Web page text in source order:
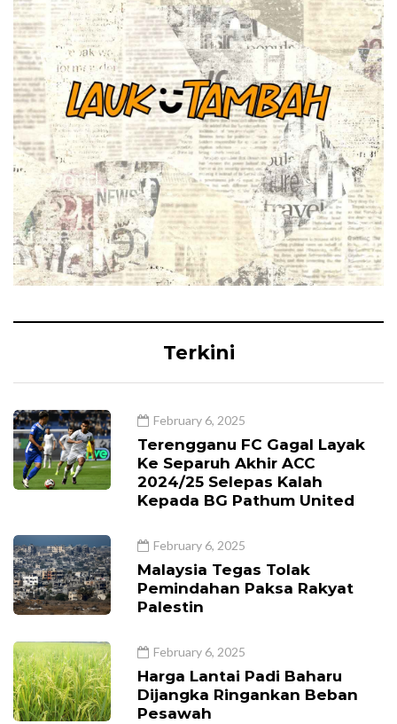
Terkini
February 6, 2025
Terengganu FC Gagal Layak
Ke Separuh Akhir ACC
2024/25 Selepas Kalah
Kepada BG Pathum United
February 6, 2025
Malaysia Tegas Tolak
Pemindahan Paksa Rakyat
Palestin
February 6, 2025
Harga Lantai Padi Baharu
Dijangka Ringankan Beban
Pesawah